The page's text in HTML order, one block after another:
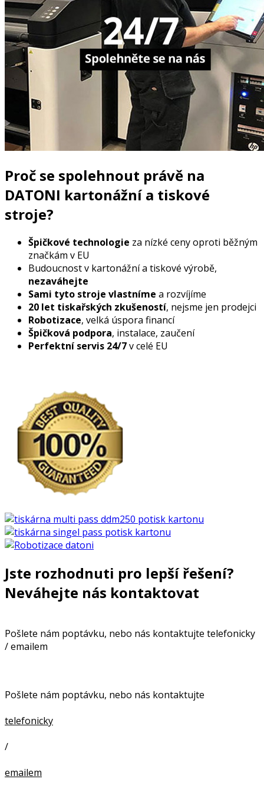
Proč se spolehnout právě na
DATONI kartonážní a tiskové
stroje?
Špičkové technologie za nízké ceny oproti běžným
značkám v EU
Budoucnost v kartonážní a tiskové výrobě,
nezaváhejte
Sami tyto stroje vlastníme a rozvíjíme
20 let tiskařských zkušeností, nejsme jen prodejci
Robotizace, velká úspora financí
Špičková podpora, instalace, zaučení
Perfektní servis 24/7v celé EU
Jste rozhodnuti pro lepší řešení?
Neváhejte nás kontaktovat
Pošlete nám poptávku, nebo nás kontaktujte telefonicky
/ emailem
Pošlete nám poptávku, nebo nás kontaktujte
telefonicky
/
emailem